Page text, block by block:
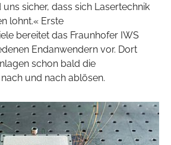
sicher, dass sich Lasertechnik
lohnt.« Erste
bereitet das Fraunhofer IWS
Endanwendern vor. Dort
schon bald die
und nach ablösen.